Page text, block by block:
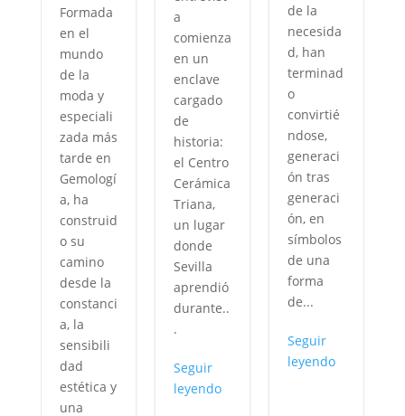
Formada
en el
mundo
de la
moda y
especiali
zada más
tarde en
Gemologí
a, ha
construid
o su
camino
desde la
constanci
a, la
sensibili
dad
estética y
una
a
comienza
en un
enclave
cargado
de
historia:
el Centro
Cerámica
Triana,
un lugar
donde
Sevilla
aprendió
durante..
.
Seguir
leyendo
de la
necesida
d, han
terminad
o
convirtié
ndose,
generaci
ón tras
generaci
ón, en
símbolos
de una
forma
de...
Seguir
leyendo